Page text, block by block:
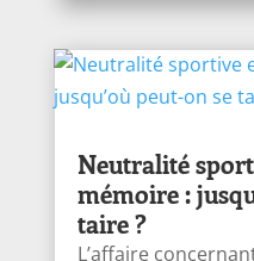
Neutralité
mémoire :
taire ?
L’affaire